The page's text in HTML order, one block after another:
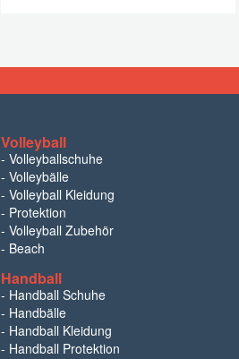
Volleyball
- Volleyballschuhe
- Volleybälle
- Volleyball Kleidung
- Protektion
- Volleyball Zubehör
- Beach
Handball
- Handball Schuhe
- Handbälle
- Handball Kleidung
- Handball Protektion